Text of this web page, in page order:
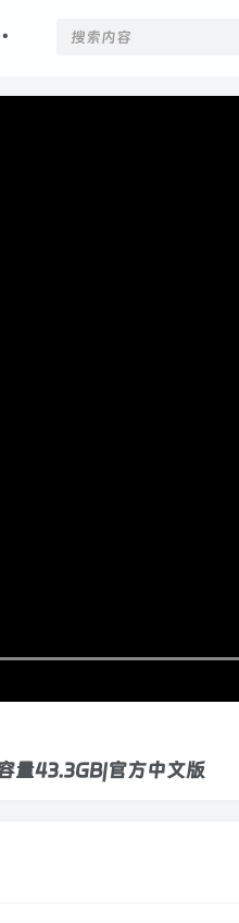
量43.3GB|官方中文版